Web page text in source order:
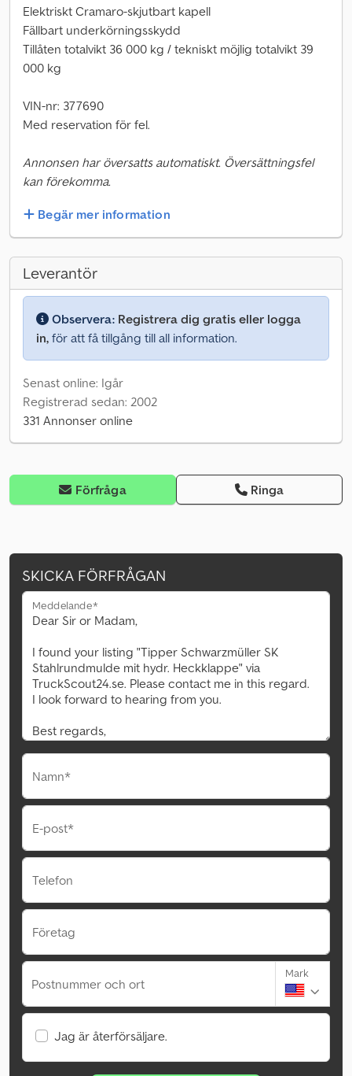
Elektriskt Cramaro-skjutbart kapell
Fällbart underkörningsskydd
Tillåten totalvikt 36 000 kg / tekniskt möjlig totalvikt 39
000 kg
VIN-nr: 377690
Med reservation för fel.
Annonsen har översatts automatiskt. Översättningsfel
kan förekomma.
Begär mer information
Leverantör
Observera: Registrera dig gratis eller logga
in, för att få tillgång till all information.
Senast online: Igår
Registrerad sedan: 2002
331 Annonser online
Förfråga Ringa
SKICKA FÖRFRÅGAN
Meddelande*
Namn*
E-post*
Telefon
Företag
Postnummer och ort
Mark
Jag är återförsäljare.